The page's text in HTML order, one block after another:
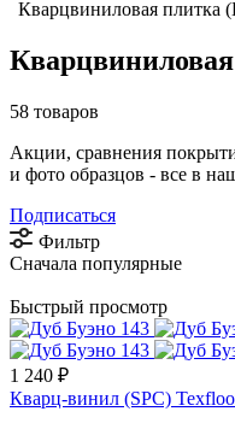
Кварцвиниловая плитка
58 товаров
Акции, сравнения
и фото образцов - все в
Подписаться
Фильтр
Сначала популярные
Быстрый просмотр
1 240 ₽
Кварц-винил (SPC)